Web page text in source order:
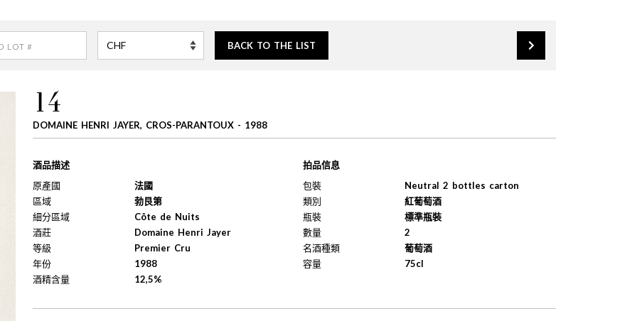
BACK TO THE LIST
14
DOMAINE HENRI JAYER, CROS-PARANTOUX - 1988
酒品描述
原產國
法國
區域
勃艮第
細分區域
Côte de Nuits
酒莊
Domaine Henri Jayer
等級
Premier Cru
年份
1988
酒精含量
12,5%
拍品信息
包裝
Neutral 2 bottles carton
類別
紅葡萄酒
瓶裝
標準瓶裝
數量
2
名酒種類
葡萄酒
容量
75cl